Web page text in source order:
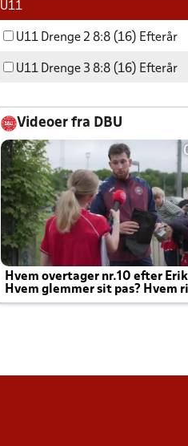
U11
U11 Drenge 2 8:8 (16) Efterår
U11 Drenge 3 8:8 (16) Efterår
Videoer fra DBU
Hvem overtager nr.10 efter
Hvem glemmer sit pas? Hvem
Joachim altid til efter kampe?